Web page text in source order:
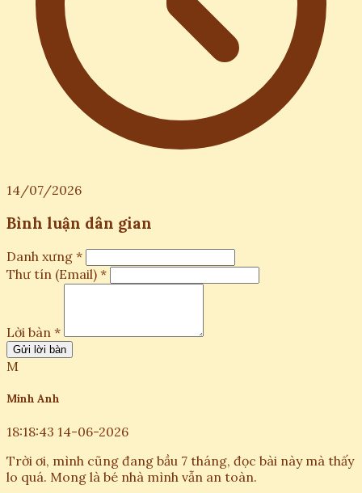
14/07/2026
Bình luận dân gian
Danh xưng *
Thư tín (Email) *
Lời bàn *
Gửi lời bàn
M
Minh Anh
18:18:43 14-06-2026
Trời ơi, mình cũng đang bầu 7 tháng, đọc bài này mà thấy
lo quá. Mong là bé nhà mình vẫn an toàn.